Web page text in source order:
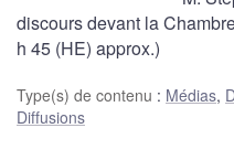
discours devant la
h 45 (HE) approx.)
Type(s) de contenu : Médias,
Diffusions